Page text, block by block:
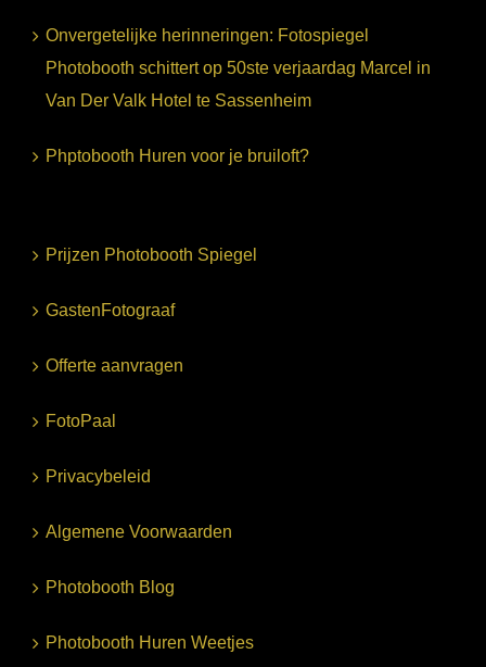
Onvergetelijke herinneringen: Fotospiegel
Photobooth schittert op 50ste verjaardag Marcel in
Van Der Valk Hotel te Sassenheim
Phptobooth Huren voor je bruiloft?
Prijzen Photobooth Spiegel
GastenFotograaf
Offerte aanvragen
FotoPaal
Privacybeleid
Algemene Voorwaarden
Photobooth Blog
Photobooth Huren Weetjes